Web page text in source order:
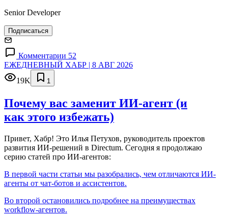
Senior Developer
Подписаться
Комментарии 52
ЕЖЕДНЕВНЫЙ ХАБР | 8 АВГ 2026
19K
1
Почему вас заменит ИИ‑агент (и
как этого избежать)
Привет, Хабр! Это Илья Петухов, руководитель проектов
развития ИИ-решений в Directum. Сегодня я продолжаю
серию статей про ИИ-агентов:
В первой части статьи мы разобрались, чем отличаются ИИ-
агенты от чат-ботов и ассистентов.
Во второй остановились подробнее на преимуществах
workflow-агентов.